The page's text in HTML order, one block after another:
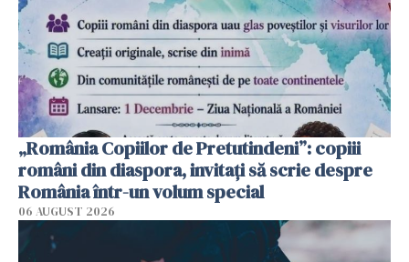
„România Copiilor de Pretutindeni”: copiii
români din diaspora, invitați să scrie despre
România într-un volum special
06 AUGUST 2026